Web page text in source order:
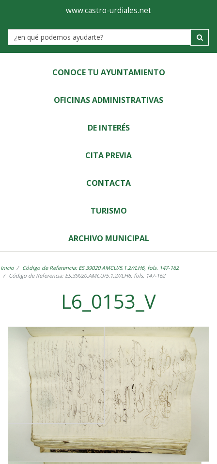
Ayuntamiento
de
Castro-
Urdiales
www.castro-urdiales.net
Label
CONOCE TU AYUNTAMIENTO
OFICINAS ADMINISTRATIVAS
DE INTERÉS
CITA PREVIA
CONTACTA
TURISMO
ARCHIVO MUNICIPAL
Inicio
Código de Referencia: ES.39020.AMCU/5.1.2//LH6, fols. 147-162
Código de Referencia: ES.39020.AMCU/5.1.2//LH6, fols. 147-162
L6_0153_V